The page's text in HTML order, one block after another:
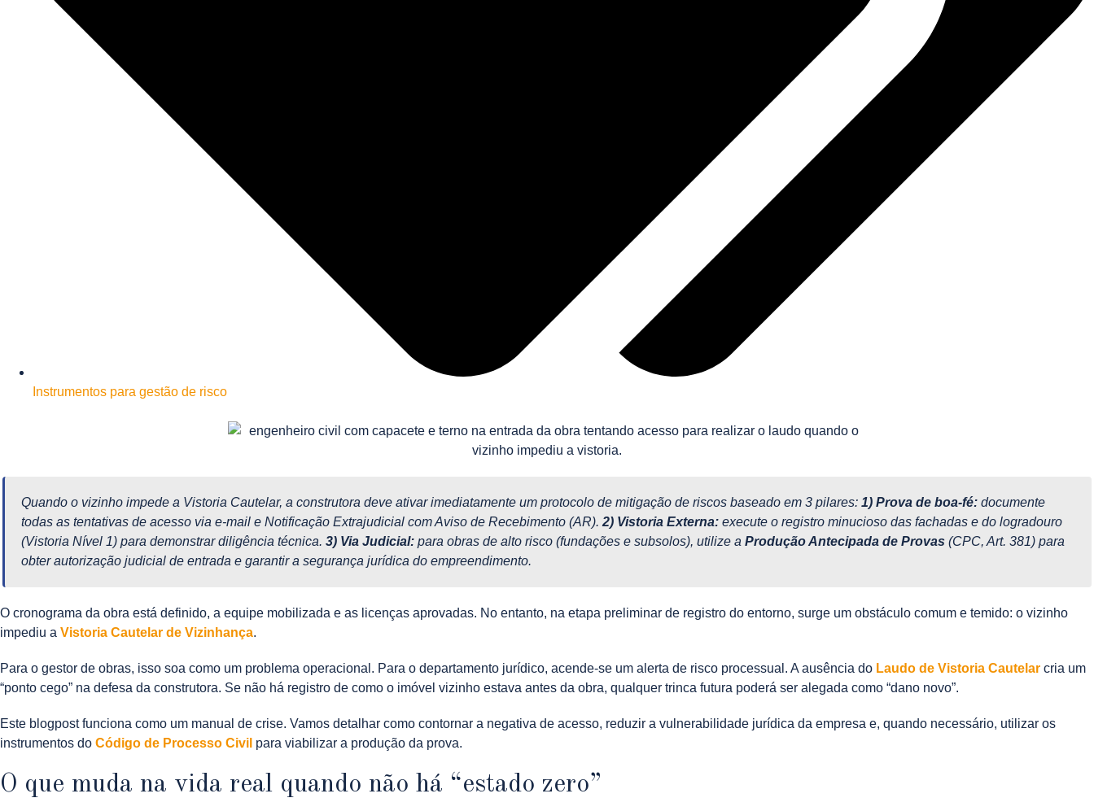
Instrumentos para gestão de risco
Quando o vizinho impede a Vistoria Cautelar, a construtora deve ativar imediatamente um protocolo de mitigação de riscos baseado em 3 pilares: 1) Prova de boa-fé: documente
todas as tentativas de acesso via e-mail e Notificação Extrajudicial com Aviso de Recebimento (AR). 2) Vistoria Externa: execute o registro minucioso das fachadas e do logradouro
(Vistoria Nível 1) para demonstrar diligência técnica. 3) Via Judicial: para obras de alto risco (fundações e subsolos), utilize a Produção Antecipada de Provas (CPC, Art. 381) para
obter autorização judicial de entrada e garantir a segurança jurídica do empreendimento.
O cronograma da obra está definido, a equipe mobilizada e as licenças aprovadas. No entanto, na etapa preliminar de registro do entorno, surge um obstáculo comum e temido: o vizinho
impediu a Vistoria Cautelar de Vizinhança.
Para o gestor de obras, isso soa como um problema operacional. Para o departamento jurídico, acende-se um alerta de risco processual. A ausência do Laudo de Vistoria Cautelar cria um
“ponto cego” na defesa da construtora. Se não há registro de como o imóvel vizinho estava antes da obra, qualquer trinca futura poderá ser alegada como “dano novo”.
Este blogpost funciona como um manual de crise. Vamos detalhar como contornar a negativa de acesso, reduzir a vulnerabilidade jurídica da empresa e, quando necessário, utilizar os
instrumentos do Código de Processo Civil para viabilizar a produção da prova.
O que muda na vida real quando não há “estado zero”